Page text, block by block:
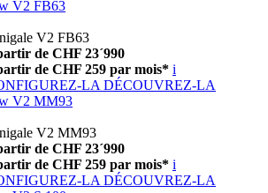
V2 FB63
V2 FB63
de CHF 23´990
de CHF 259 par mois* i
LA DÉCOUVREZ-LA
V2 MM93
V2 MM93
de CHF 23´990
de CHF 259 par mois* i
LA DÉCOUVREZ-LA